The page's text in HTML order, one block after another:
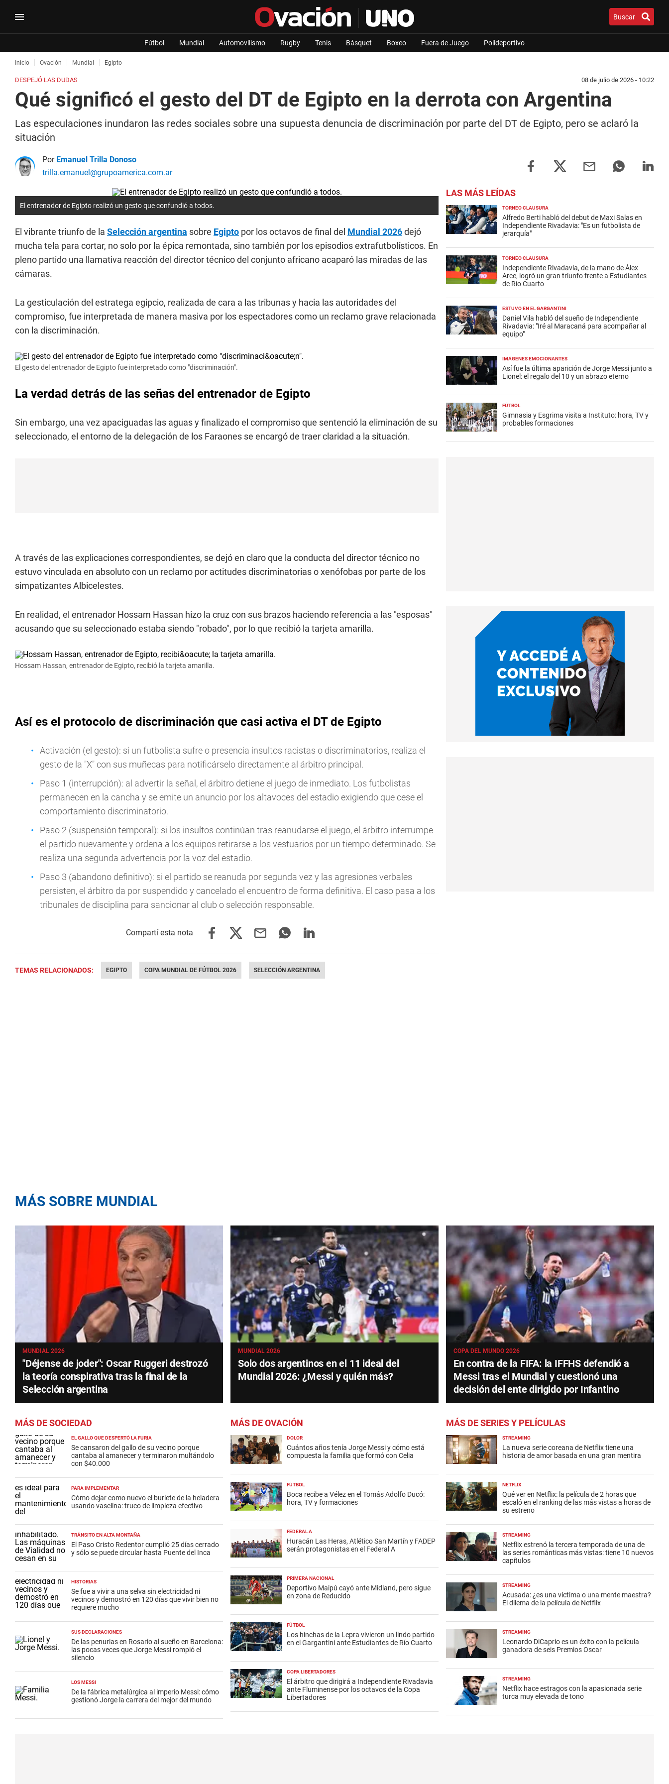
Buscar
Fútbol Mundial Automovilismo Rugby Tenis Básquet Boxeo Fuera de Juego Polideportivo
Inicio Ovación Mundial Egipto
DESPEJÓ LAS DUDAS 08 de julio de 2026 - 10:22
Qué significó el gesto del DT de Egipto en la derrota con Argentina
Las especulaciones inundaron las redes sociales sobre una supuesta denuncia de discriminación por parte del DT de Egipto, pero se aclaró la
situación
Por Emanuel Trilla Donoso
trilla.emanuel@grupoamerica.com.ar
El entrenador de Egipto realizó un gesto que confundió a todos.
El vibrante triunfo de la Selección argentina sobre Egipto por los octavos de final del Mundial 2026dejó
mucha tela para cortar, no solo por la épica remontada, sino también por los episodios extrafutbolísticos. En
pleno partido una llamativa reacción del director técnico del conjunto africano acaparó las miradas de las
cámaras.
La gesticulación del estratega egipcio, realizada de cara a las tribunas y hacia las autoridades del
compromiso, fue interpretada de manera masiva por los espectadores como un reclamo grave relacionada
con la discriminación.
El gesto del entrenador de Egipto fue interpretado como "discriminación".
La verdad detrás de las señas del entrenador de Egipto
Sin embargo, una vez apaciguadas las aguas y finalizado el compromiso que sentenció la eliminación de su
seleccionado, el entorno de la delegación de los Faraones se encargó de traer claridad a la situación.
A través de las explicaciones correspondientes, se dejó en claro que la conducta del director técnico no
estuvo vinculada en absoluto con un reclamo por actitudes discriminatorias o xenófobas por parte de los
simpatizantes Albicelestes.
En realidad, el entrenador Hossam Hassan hizo la cruz con sus brazos haciendo referencia a las "esposas"
acusando que su seleccionado estaba siendo "robado", por lo que recibió la tarjeta amarilla.
Hossam Hassan, entrenador de Egipto, recibió la tarjeta amarilla.
Así es el protocolo de discriminación que casi activa el DT de Egipto
Activación (el gesto): si un futbolista sufre o presencia insultos racistas o discriminatorios, realiza el
gesto de la "X" con sus muñecas para notificárselo directamente al árbitro principal.
Paso 1 (interrupción): al advertir la señal, el árbitro detiene el juego de inmediato. Los futbolistas
permanecen en la cancha y se emite un anuncio por los altavoces del estadio exigiendo que cese el
comportamiento discriminatorio.
Paso 2 (suspensión temporal): si los insultos continúan tras reanudarse el juego, el árbitro interrumpe
el partido nuevamente y ordena a los equipos retirarse a los vestuarios por un tiempo determinado. Se
realiza una segunda advertencia por la voz del estadio.
Paso 3 (abandono definitivo): si el partido se reanuda por segunda vez y las agresiones verbales
persisten, el árbitro da por suspendido y cancelado el encuentro de forma definitiva. El caso pasa a los
tribunales de disciplina para sancionar al club o selección responsable.
TEMAS RELACIONADOS: EGIPTO COPA MUNDIAL DE FÚTBOL 2026 SELECCIÓN ARGENTINA
LAS MÁS LEÍDAS
TORNEO CLAUSURA
Alfredo Berti habló del debut de Maxi Salas en
Independiente Rivadavia: "Es un futbolista de
jerarquía"
TORNEO CLAUSURA
Independiente Rivadavia, de la mano de Álex
Arce, logró un gran triunfo frente a Estudiantes
de Río Cuarto
ESTUVO EN EL GARGANTINI
Daniel Vila habló del sueño de Independiente
Rivadavia: "Iré al Maracaná para acompañar al
equipo"
IMÁGENES EMOCIONANTES
Así fue la última aparición de Jorge Messi junto a
Lionel: el regalo del 10 y un abrazo eterno
FÚTBOL
Gimnasia y Esgrima visita a Instituto: hora, TV y
probables formaciones
MÁS SOBRE MUNDIAL
MUNDIAL 2026
"Déjense de joder": Oscar Ruggeri destrozó
la teoría conspirativa tras la final de la
Selección argentina
MUNDIAL 2026
Solo dos argentinos en el 11 ideal del
Mundial 2026: ¿Messi y quién más?
COPA DEL MUNDO 2026
En contra de la FIFA: la IFFHS defendió a
Messi tras el Mundial y cuestionó una
decisión del ente dirigido por Infantino
MÁS DE SOCIEDAD
EL GALLO QUE DESPERTÓ LA FURIA
Se cansaron del gallo de su vecino porque
cantaba al amanecer y terminaron multándolo
con $40.000
PARA IMPLEMENTAR
Cómo dejar como nuevo el burlete de la heladera
usando vaselina: truco de limpieza efectivo
TRÁNSITO EN ALTA MONTAÑA
El Paso Cristo Redentor cumplió 25 días cerrado
y sólo se puede circular hasta Puente del Inca
HISTORIAS
Se fue a vivir a una selva sin electricidad ni
vecinos y demostró en 120 días que vivir bien no
requiere mucho
SUS DECLARACIONES
De las penurias en Rosario al sueño en Barcelona:
las pocas veces que Jorge Messi rompió el
silencio
LOS MESSI
De la fábrica metalúrgica al imperio Messi: cómo
gestionó Jorge la carrera del mejor del mundo
MÁS DE OVACIÓN
DOLOR
Cuántos años tenía Jorge Messi y cómo está
compuesta la familia que formó con Celia
FÚTBOL
Boca recibe a Vélez en el Tomás Adolfo Ducó:
hora, TV y formaciones
FEDERAL A
Huracán Las Heras, Atlético San Martín y FADEP
serán protagonistas en el Federal A
PRIMERA NACIONAL
Deportivo Maipú cayó ante Midland, pero sigue
en zona de Reducido
FÚTBOL
Los hinchas de la Lepra vivieron un lindo partido
en el Gargantini ante Estudiantes de Río Cuarto
COPA LIBERTADORES
El árbitro que dirigirá a Independiente Rivadavia
ante Fluminense por los octavos de la Copa
Libertadores
MÁS DE SERIES Y PELÍCULAS
STREAMING
La nueva serie coreana de Netflix tiene una
historia de amor basada en una gran mentira
NETFLIX
Qué ver en Netflix: la película de 2 horas que
escaló en el ranking de las más vistas a horas de
su estreno
STREAMING
Netflix estrenó la tercera temporada de una de
las series románticas más vistas: tiene 10 nuevos
capítulos
STREAMING
Acusada: ¿es una víctima o una mente maestra?
El dilema de la película de Netflix
STREAMING
Leonardo DiCaprio es un éxito con la película
ganadora de seis Premios Oscar
STREAMING
Netflix hace estragos con la apasionada serie
turca muy elevada de tono